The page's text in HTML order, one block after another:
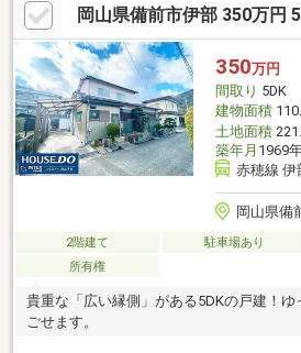
岡山県備前市伊部 350万円
350万円
間取り 5DK
建物面積
土地面積
築年月 1969
赤穂線 伊
岡山県備
2階建て 駐車場あり
所有権
貴重な「広い縁側」がある5DKの戸建！
ごせます。